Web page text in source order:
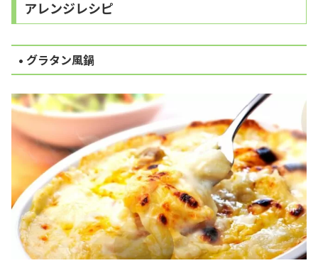
アレンジレシピ
• グラタン風鍋